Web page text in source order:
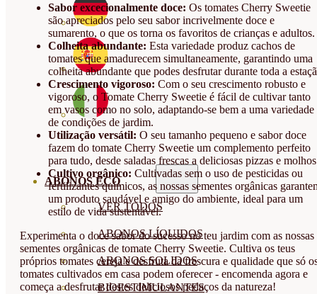
ABONOS ECO
VER TODOS
ABONOS LÍQUIDOS
ABONOS SOLIDOS
BIOESTIMULANTES
Sabor excecionalmente doce: Os tomates Cherry Sweetie
são apreciados pelo seu sabor incrivelmente doce e
sumarento, o que os torna os favoritos de crianças e adultos.
Colheita abundante: Esta variedade produz cachos de
tomates que amadurecem simultaneamente, garantindo uma
colheita abundante que podes desfrutar durante toda a
Crescimento vigoroso: Com o seu crescimento robusto e
vigoroso, o Tomate Cherry Sweetie é fácil de cultivar tanto
em vasos como no solo, adaptando-se bem a uma variedade
de condições de jardim.
Utilização versátil: O seu tamanho pequeno e sabor doce
fazem do tomate Cherry Sweetie um complemento perfeito
para tudo, desde saladas frescas a deliciosas pizzas e
Cultivo orgânico: Cultivadas sem o uso de pesticidas ou
fertilizantes químicos, as nossas sementes orgânicas
um produto saudável e amigo do ambiente, ideal para um
estilo de vida sustentável.
Experimenta o doce sabor do sucesso no teu jardim com as nossas
sementes orgânicas de tomate Cherry Sweetie. Cultiva os teus
próprios tomates cereja e desfruta da frescura e qualidade que só
tomates cultivados em casa podem oferecer - encomenda agora e
começa a desfrutar destes deliciosos pedaços da natureza!